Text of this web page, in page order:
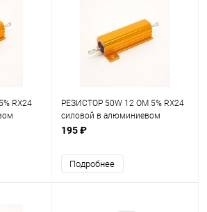
RX24
РЕЗИСТОР 50W 12 OM 5% RX24
силовой в алюминиевом
корпусе
195 ₽
Подробнее